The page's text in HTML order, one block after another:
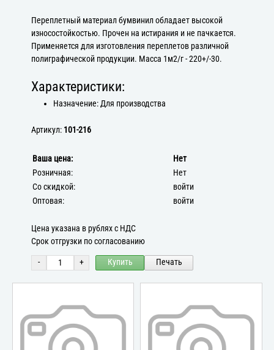
Переплетный материал бумвинил обладает высокой
износостойкостью. Прочен на истирания и не пачкается.
Применяется для изготовления переплетов различной
полиграфической продукции. Масса 1м2/г - 220+/-30.
Характеристики:
Назначение: Для производства
Артикул: 101-216
Ваша цена:
Нет
Розничная:
Нет
Со скидкой:
войти
Оптовая:
войти
Цена указана в рублях с НДС
Срок отгрузки по согласованию
- + Купить Печать